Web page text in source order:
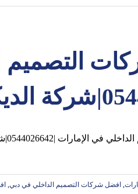
التصميم
الديكور فنون التؤام هي افضل شركة ديكورات و
, افضل شركات التصميم الداخلي في دبي,